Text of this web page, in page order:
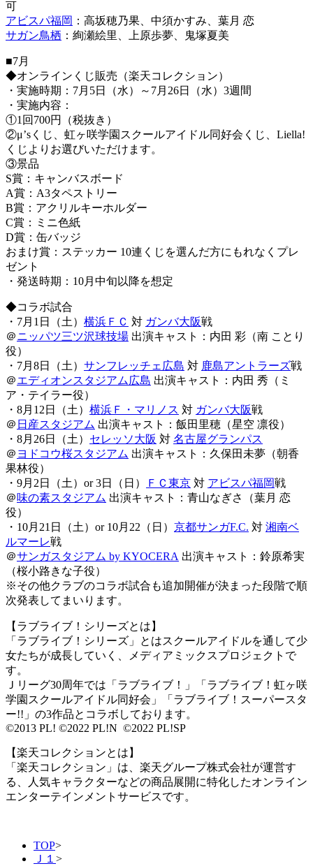
可
アビスパ福岡 ：高坂穂乃果、中須かすみ、葉月 恋
サガン鳥栖 ：絢瀬絵里、上原歩夢、鬼塚夏美
■7月
◆オンラインくじ販売（楽天コレクション）
・実施時期：7月5日（水）～7月26日（水）3週間
・実施内容：
①1回700円（税抜き）
②μ’sくじ、虹ヶ咲学園スクールアイドル同好会くじ、Liella!
くじよりお選びいただけます。
③景品
S賞：キャンバスボード
A賞：A3タペストリー
B賞：アクリルキーホルダー
C賞：ミニ色紙
D賞：缶バッジ
おまけ賞：ステッカー 10連くじを選んだ方にもれなくプレ
ゼント
・発送時期：10月中旬以降を想定
◆コラボ試合
・7月1日（土） 横浜ＦＣ 対 ガンバ大阪戦
＠ニッパツ三ツ沢球技場 出演キャスト：内田 彩（南 ことり
役）
・7月8日（土） サンフレッチェ広島 対 鹿島アントラーズ戦
＠エディオンスタジアム広島 出演キャスト：内田 秀（ミ
ア・テイラー役）
・8月12日（土） 横浜Ｆ・マリノス 対 ガンバ大阪戦
＠ 日産スタジアム 出演キャスト：飯田里穂（星空 凛役）
・8月26日（土） セレッソ大阪 対 名古屋グランパス
＠ ヨドコウ桜スタジアム 出演キャスト：久保田未夢（朝香
果林役）
・9月2日（土）or 3日（日）
ＦＣ東京 対 アビスパ福岡戦
＠味の素スタジアム 出演キャスト：青山なぎさ（葉月 恋
役）
・10月21日（土）or 10月22（日） 京都サンガF.C. 対 湘南ベ
ルマーレ戦
＠サンガスタジアム by KYOCERA 出演キャスト：鈴原希実
（桜小路きな子役）
※その他クラブのコラボ試合も追加開催が決まった段階で順
次発表してまいります。
【ラブライブ！シリーズとは】
「ラブライブ！シリーズ」とはスクールアイドルを通して少
女たちが成長していく、メディアミックスプロジェクトで
す。
Ｊリーグ30周年では「ラブライブ！」「ラブライブ！虹ヶ咲
学園スクールアイドル同好会」「ラブライブ！スーパースタ
ー!!」の3作品とコラボしております。
©2013 PL! ©2022 PL!N ©2022 PL!SP
【楽天コレクションとは】
「楽天コレクション」は、楽天グループ株式会社が運営す
る、人気キャラクターなどの商品展開に特化したオンライン
エンターテインメントサービスです。
TOP>
Ｊ１ >